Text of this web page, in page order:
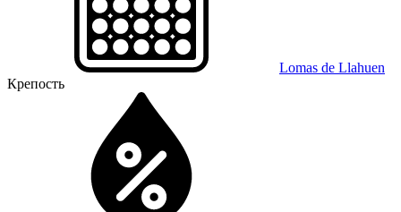
Lomas de Llahuen
Крепость